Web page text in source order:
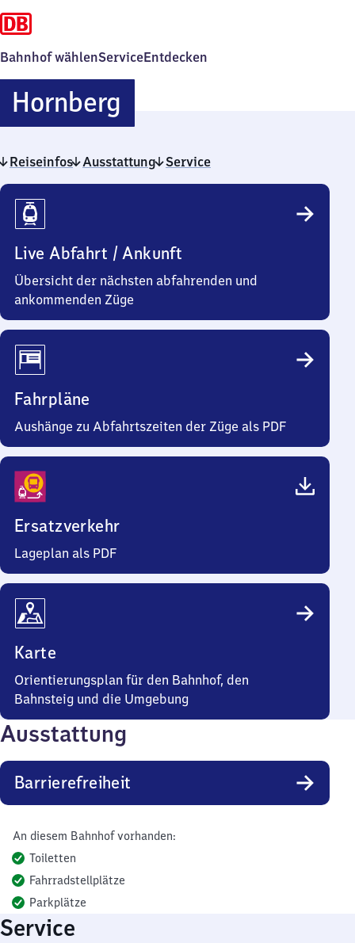
Bahnhof wählenServiceEntdecken
Hornberg
Reiseinfos Ausstattung Service
Reiseinfos
Live Abfahrt / Ankunft
Übersicht der nächsten abfahrenden und
ankommenden Züge
Fahrpläne
Aushänge zu Abfahrtszeiten der Züge als PDF
Ersatzverkehr
Lageplan als PDF
Karte
Orientierungsplan für den Bahnhof, den
Bahnsteig und die Umgebung
Ausstattung
Barrierefreiheit
An diesem Bahnhof vorhanden:
Toiletten
Fahrradstellplätze
Parkplätze
Service